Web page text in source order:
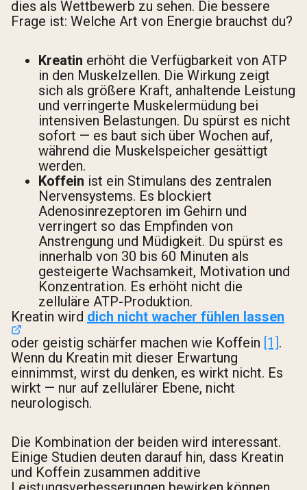
dies als Wettbewerb zu sehen. Die bessere
Frage ist: Welche Art von Energie brauchst du?
Kreatin erhöht die Verfügbarkeit von ATP
in den Muskelzellen. Die Wirkung zeigt
sich als größere Kraft, anhaltende Leistung
und verringerte Muskelermüdung bei
intensiven Belastungen. Du spürst es nicht
sofort — es baut sich über Wochen auf,
während die Muskelspeicher gesättigt
werden.
Koffein ist ein Stimulans des zentralen
Nervensystems. Es blockiert
Adenosinrezeptoren im Gehirn und
verringert so das Empfinden von
Anstrengung und Müdigkeit. Du spürst es
innerhalb von 30 bis 60 Minuten als
gesteigerte Wachsamkeit, Motivation und
Konzentration. Es erhöht nicht die
zelluläre ATP-Produktion.
Kreatin wird dich nicht wacher fühlen lassen
oder geistig schärfer machen wie Koffein [1].
Wenn du Kreatin mit dieser Erwartung
einnimmst, wirst du denken, es wirkt nicht. Es
wirkt — nur auf zellulärer Ebene, nicht
neurologisch.
Die Kombination der beiden wird interessant.
Einige Studien deuten darauf hin, dass Kreatin
und Koffein zusammen additive